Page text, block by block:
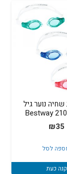
נוער גיל
₪35
לסל
קנה כעת